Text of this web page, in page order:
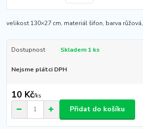
velikost 130×27 cm, materiál šifon, barva růžová,
Dostupnost Skladem 1 ks
Nejsme plátci DPH
10 Kč/ks
Přidat do košíku